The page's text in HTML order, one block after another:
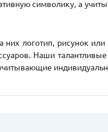
символику, а
логотип, рисунок
Наши